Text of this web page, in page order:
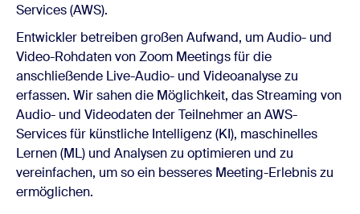
Services (AWS).
Entwickler betreiben großen Aufwand, um Audio- und
Video-Rohdaten von Zoom Meetings für die
anschließende Live-Audio- und Videoanalyse zu
erfassen. Wir sahen die Möglichkeit, das Streaming von
Audio- und Videodaten der Teilnehmer an AWS-
Services für künstliche Intelligenz (KI), maschinelles
Lernen (ML) und Analysen zu optimieren und zu
vereinfachen, um so ein besseres Meeting-Erlebnis zu
ermöglichen.